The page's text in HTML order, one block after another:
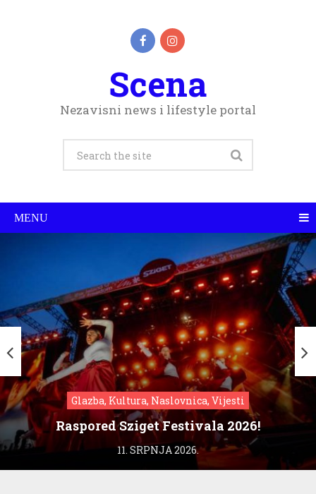
Scena
Nezavisni news i lifestyle portal
MENU
Glazba, Kultura, Naslovnica, Vijesti
Raspored Sziget Festivala 2026!
11. SRPNJA 2026.